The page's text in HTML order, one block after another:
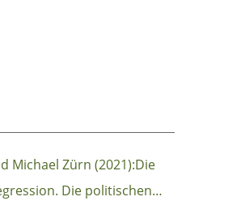
Michael Zürn (2021):Die
Die politischen